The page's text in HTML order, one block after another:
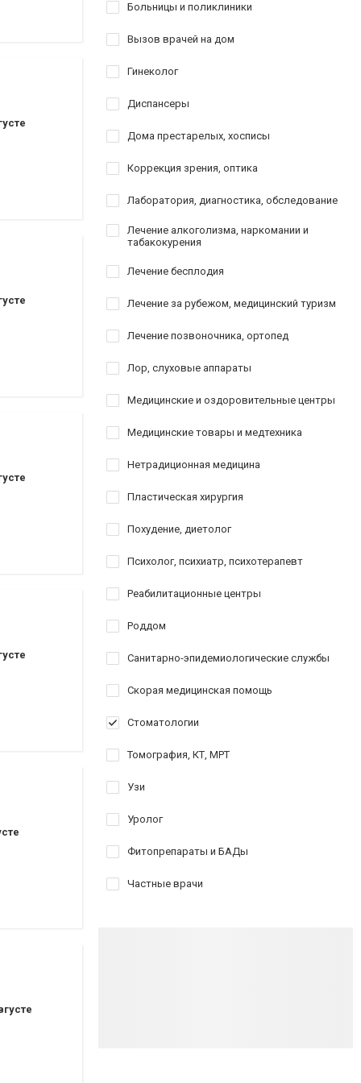
такси 154,154А,112,145,110)
Больницы и поликлиники
Вызов врачей на дом
Гинеколог
Диспансеры
Дома престарелых, хосписы
Коррекция зрения, оптика
Лаборатория, диагностика, обследование
Лечение алкоголизма, наркомании и
табакокурения
Лечение бесплодия
Лечение за рубежом, медицинский туризм
Лечение позвоночника, ортопед
Лор, слуховые аппараты
Медицинские и оздоровительные центры
Медицинские товары и медтехника
Нетрадиционная медицина
Пластическая хирургия
Похудение, диетолог
Психолог, психиатр, психотерапевт
Реабилитационные центры
Роддом
Санитарно-эпидемиологические службы
Скорая медицинская помощь
Стоматологии
Томография, КТ, МРТ
Узи
Уролог
Фитопрепараты и БАДы
Частные врачи